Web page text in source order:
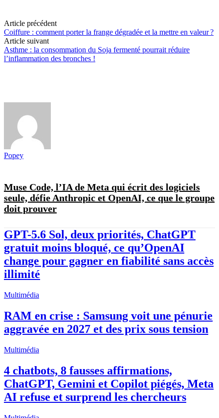
Article précédent
Coiffure : comment porter la frange dégradée et la mettre en valeur ?
Article suivant
Asthme : la consommation du Soja fermenté pourrait réduire
l’inflammation des bronches !
Popey
Muse Code, l’IA de Meta qui écrit des logiciels
seule, défie Anthropic et OpenAI, ce que le groupe
doit prouver
GPT-5.6 Sol, deux priorités, ChatGPT
gratuit moins bloqué, ce qu’OpenAI
change pour gagner en fiabilité sans accès
illimité
Multimédia
RAM en crise : Samsung voit une pénurie
aggravée en 2027 et des prix sous tension
Multimédia
4 chatbots, 8 fausses affirmations,
ChatGPT, Gemini et Copilot piégés, Meta
AI refuse et surprend les chercheurs